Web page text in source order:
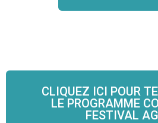
CLIQUEZ ICI POUR
LE PROGRAMME
FESTIVAL